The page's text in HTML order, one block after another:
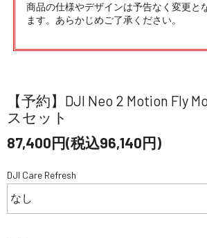
商品の仕様やデザインは予告なく変更と
ます。あらかじめご了承ください。
【予約】DJI Neo 2 Motion Fly
スセット
87,400円(税込96,140円)
DJI Care Refresh